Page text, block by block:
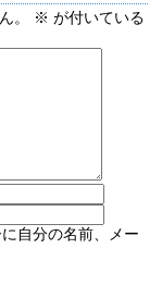
。 ※ が付いている
自分の名前、メー